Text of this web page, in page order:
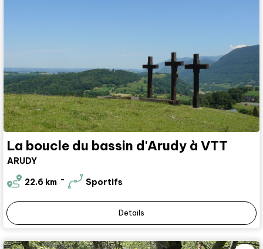
La boucle du bassin d'Arudy à VTT
ARUDY
22.6 km Sportifs
Details